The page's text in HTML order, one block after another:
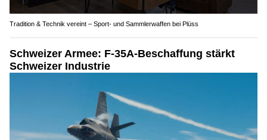
Tradition & Technik vereint – Sport- und Sammlerwaffen bei Plüss
Schweizer Armee: F-35A-Beschaffung stärkt
Schweizer Industrie